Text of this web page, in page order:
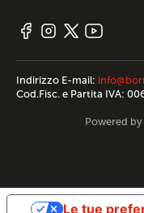
Indirizzo E-mail:
Cod.Fisc. e Partita IVA:
Powered by
Le tue